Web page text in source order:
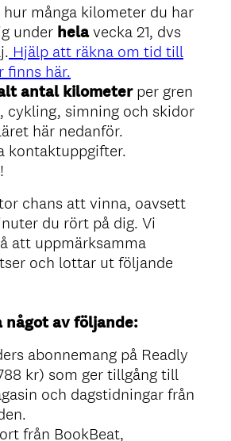
hur många kilometer du har
under helavecka 21, dvs
Hjälp att räkna om tid till
finns här.
antal kilometerper gren
cykling, simning och skidor
här nedanför.
kontaktuppgifter.
chans att vinna, oavsett
du rört på dig. Vi
att uppmärksamma
och lottar ut följande
något av följande:
abonnemang på Readly
kr) som ger tillgång till
och dagstidningar från
från BookBeat,